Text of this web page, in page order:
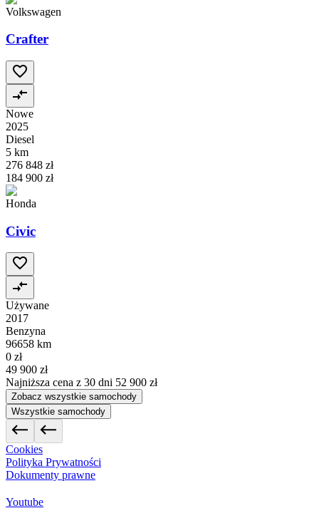
Volkswagen
Crafter
Nowe
2025
Diesel
5 km
276 848 zł
184 900 zł
Honda
Civic
Używane
2017
Benzyna
96658 km
0 zł
49 900 zł
Najniższa cena z 30 dni 52 900 zł
Zobacz wszystkie samochody
Wszystkie samochody
Cookies
Polityka Prywatności
Dokumenty prawne
Youtube